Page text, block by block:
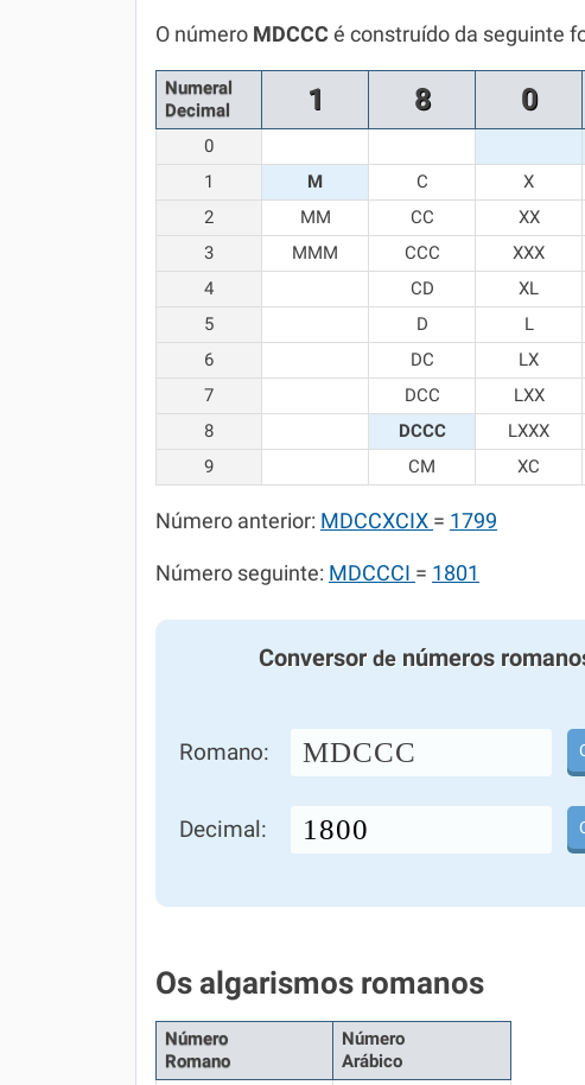
Química
Todos os Exercícios
O número MDCCC é construído da seguinte
Numeral
Decimal
1 8 0
0
1
M C X
2
MM CC XX
3
MMM CCC XXX
4
CD XL
5
D L
6
DC LX
7
DCC LXX
8
DCCC LXXX
9
CM XC
Número anterior: MDCCXCIX = 1799
Número seguinte: MDCCCI = 1801
Conversor denúmeros
Romano: MDCCC
Decimal:
Os algarismos romanos
Número
Romano
Número
Arábico